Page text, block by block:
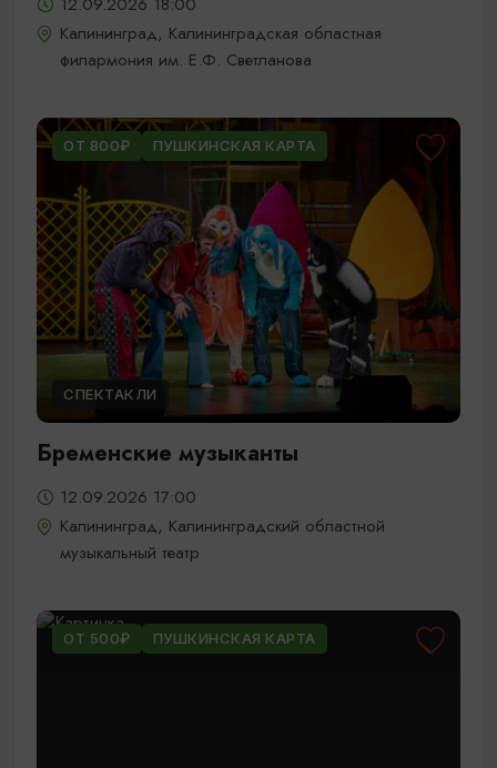
Калининград, Калининградская областная
филармония им. Е.Ф. Светланова
ОТ 800₽ ПУШКИНСКАЯ КАРТА
СПЕКТАКЛИ
Бременские музыканты
12.09.2026 17:00
Калининград, Калининградский областной
музыкальный театр
ОТ 500₽ ПУШКИНСКАЯ КАРТА